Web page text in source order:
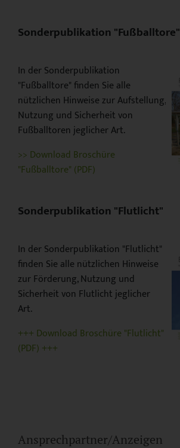
Sonderpublikation "Fußballtore"
In der Sonderpublikation
"Fußballtore" finden Sie alle
nützlichen Hinweise zur Aufstellung,
Nutzung und Sicherheit von
Fußballtoren jeglicher Art.
>> Download Broschüre
"Fußballtore" (PDF)
Sonderpublikation "Flutlicht"
In der Sonderpublikation "Flutlicht"
finden Sie alle nützlichen Hinweise
zur Förderung, Nutzung und
Sicherheit von Flutlicht jeglicher
Art.
+++ Download Broschüre "Flutlicht"
(PDF) +++
Ansprechpartner/Anzeigen